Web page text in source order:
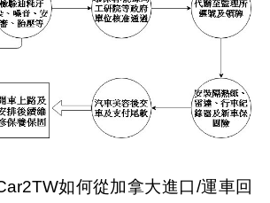
如何從加拿大進口/運車回